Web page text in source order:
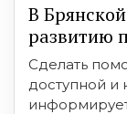
В
развитию
Сделать
доступной и